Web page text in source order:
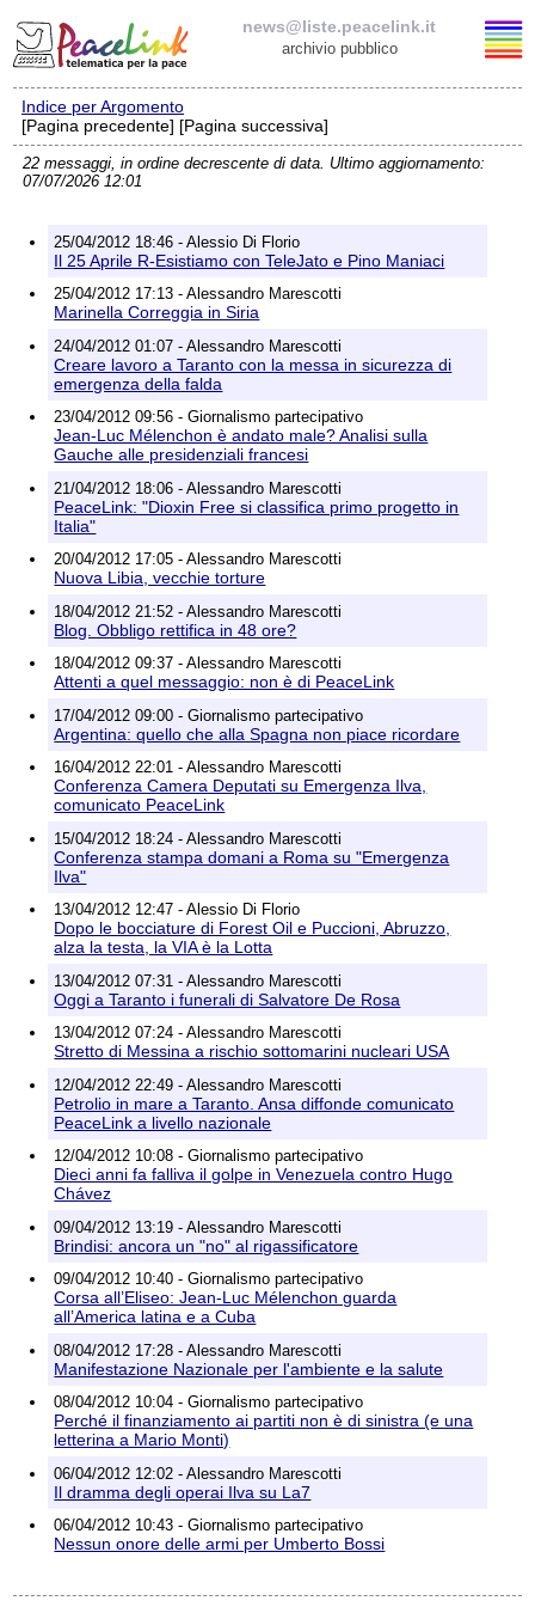
news@liste.peacelink.it
archivio pubblico
Elenco delle liste
news@liste.peacelink.it
Richieste di rimozione
Indice per Argomento
[Pagina precedente] [Pagina successiva]
22 messaggi, in ordine decrescente di data. Ultimo aggiornamento:
07/07/2026 12:01
25/04/2012 18:46 - Alessio Di Florio
Il 25 Aprile R-Esistiamo con TeleJato e Pino Maniaci
25/04/2012 17:13 - Alessandro Marescotti
Marinella Correggia in Siria
24/04/2012 01:07 - Alessandro Marescotti
Creare lavoro a Taranto con la messa in sicurezza di
emergenza della falda
23/04/2012 09:56 - Giornalismo partecipativo
Jean-Luc Mélenchon è andato male? Analisi sulla
Gauche alle presidenziali francesi
21/04/2012 18:06 - Alessandro Marescotti
PeaceLink: "Dioxin Free si classifica primo progetto in
Italia"
20/04/2012 17:05 - Alessandro Marescotti
Nuova Libia, vecchie torture
18/04/2012 21:52 - Alessandro Marescotti
Blog. Obbligo rettifica in 48 ore?
18/04/2012 09:37 - Alessandro Marescotti
Attenti a quel messaggio: non è di PeaceLink
17/04/2012 09:00 - Giornalismo partecipativo
Argentina: quello che alla Spagna non piace ricordare
16/04/2012 22:01 - Alessandro Marescotti
Conferenza Camera Deputati su Emergenza Ilva,
comunicato PeaceLink
15/04/2012 18:24 - Alessandro Marescotti
Conferenza stampa domani a Roma su "Emergenza
Ilva"
13/04/2012 12:47 - Alessio Di Florio
Dopo le bocciature di Forest Oil e Puccioni, Abruzzo,
alza la testa, la VIA è la Lotta
13/04/2012 07:31 - Alessandro Marescotti
Oggi a Taranto i funerali di Salvatore De Rosa
13/04/2012 07:24 - Alessandro Marescotti
Stretto di Messina a rischio sottomarini nucleari USA
12/04/2012 22:49 - Alessandro Marescotti
Petrolio in mare a Taranto. Ansa diffonde comunicato
PeaceLink a livello nazionale
12/04/2012 10:08 - Giornalismo partecipativo
Dieci anni fa falliva il golpe in Venezuela contro Hugo
Chávez
09/04/2012 13:19 - Alessandro Marescotti
Brindisi: ancora un "no" al rigassificatore
09/04/2012 10:40 - Giornalismo partecipativo
Corsa all’Eliseo: Jean-Luc Mélenchon guarda
all’America latina e a Cuba
08/04/2012 17:28 - Alessandro Marescotti
Manifestazione Nazionale per l'ambiente e la salute
08/04/2012 10:04 - Giornalismo partecipativo
Perché il finanziamento ai partiti non è di sinistra (e una
letterina a Mario Monti)
06/04/2012 12:02 - Alessandro Marescotti
Il dramma degli operai Ilva su La7
06/04/2012 10:43 - Giornalismo partecipativo
Nessun onore delle armi per Umberto Bossi